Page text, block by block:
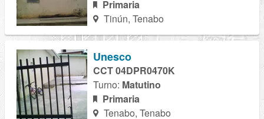
Primaria
Tinún, Tenabo
Unesco
CCT 04DPR0470K
Turno: Matutino
Primaria
Tenabo, Tenabo